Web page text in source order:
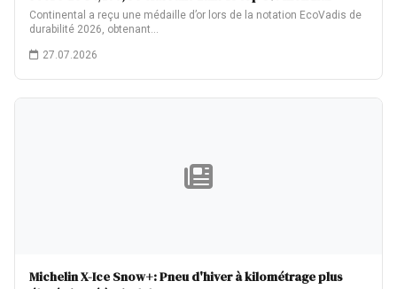
Continental a reçu une médaille d’or lors de la notation EcoVadis de
durabilité 2026, obtenant…
27.07.2026
Michelin X-Ice Snow+: Pneu d'hiver à kilométrage plus